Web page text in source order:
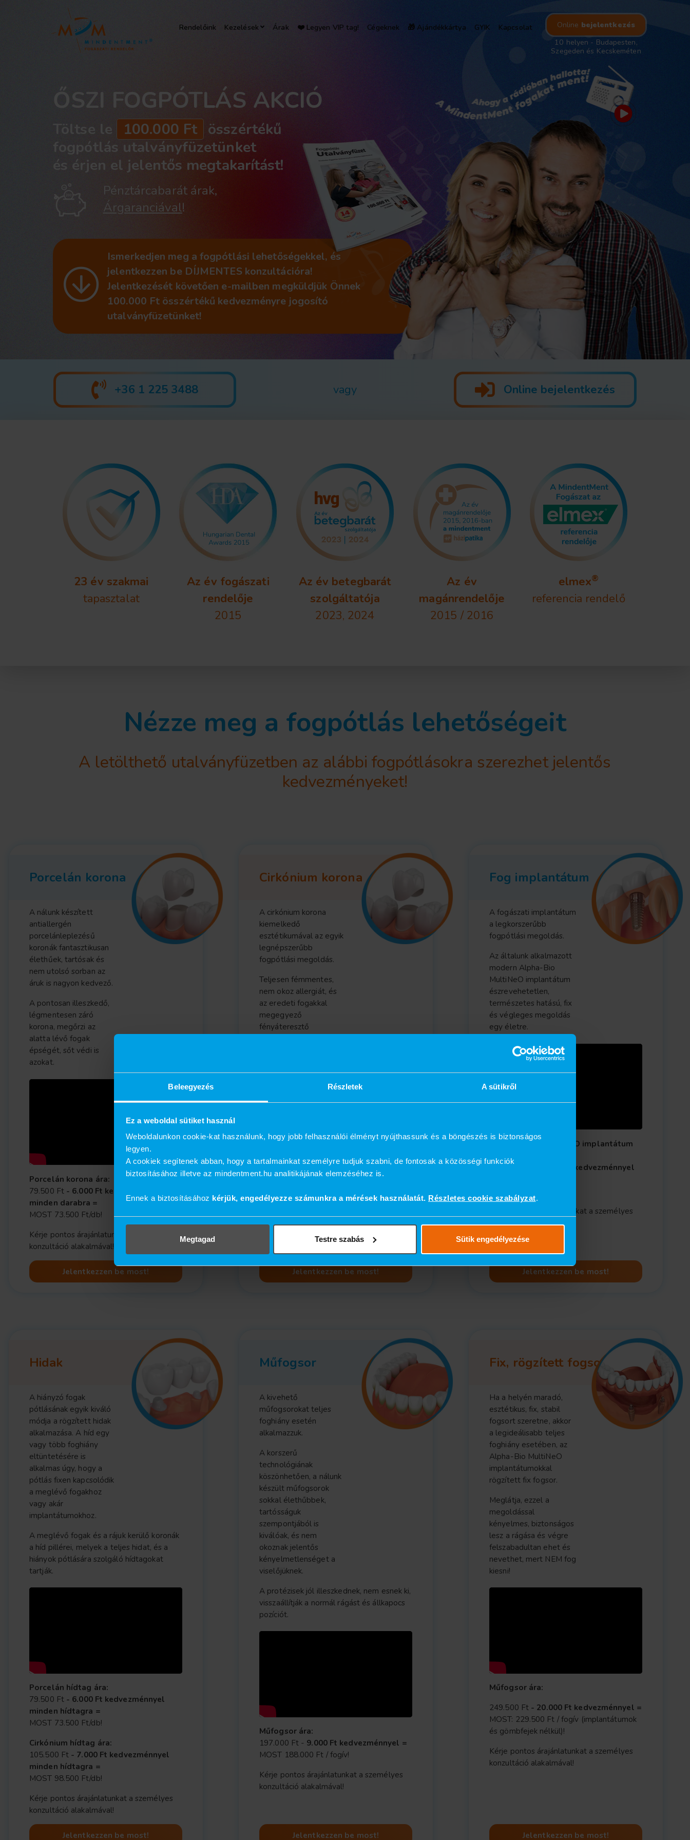
Beleegyezés Részletek A sütikről
Ez a weboldal sütiket használ
Weboldalunkon cookie-kat használunk, hogy jobb felhasználói élményt nyújthassunk és a böngészés is biztonságos
legyen.
A cookiek segítenek abban, hogy a tartalmainkat személyre tudjuk szabni, de fontosak a közösségi funkciók
biztosításához illetve az mindentment.hu analitikájának elemzéséhez is.
Ennek a biztosításához kérjük, engedélyezze számunkra a mérések használatát. Részletes cookie szabályzat.
Megtagad Testre szabás Sütik engedélyezése
Rendelőink Kezelések Árak ❤️ Legyen VIP tag! Cégeknek 🎁 Ajándékkártya GYIK Kapcsolat Online bejelentkezés
10 helyen - Budapesten,
Szegeden és Kecskeméten
ŐSZI FOGPÓTLÁS AKCIÓ
Töltse le 100.000 Ft összértékű
fogpótlás utalványfüzetünket
és érjen el jelentős megtakarítást!
Pénztárcabarát árak,
Árgaranciával!
Ismerkedjen meg a fogpótlási lehetőségekkel, és
jelentkezzen be DÍJMENTES konzultációra!
Jelentkezését követően e-mailben megküldjük Önnek
100.000 Ft összértékű kedvezményre jogosító
utalványfüzetünket!
+36 1 225 3488 vagy Online bejelentkezés
23 év szakmai
tapasztalat
Az év fogászati
rendelője
2015
Az év betegbarát
szolgáltatója
2023, 2024
Az év
magánrendelője
2015 / 2016
elmex®
referencia rendelő
Nézze meg a fogpótlás lehetőségeit
A letölthető utalványfüzetben az alábbi fogpótlásokra szerezhet jelentős
kedvezményeket!
Porcelán korona
A nálunk készített
antiallergén
porcelánleplezésű
koronák fantasztikusan
élethűek, tartósak és
nem utolsó sorban az
áruk is nagyon kedvező.
A pontosan illeszkedő,
légmentesen záró
korona, megőrzi az
alatta lévő fogak
épségét, sőt védi is
azokat.
Porcelán korona ára:
79.500 Ft - 6.000 Ft kedvezménnyel
minden darabra =
MOST 73.500 Ft/db!
Kérje pontos árajánlatunkat a személyes
konzultáció alakalmával!
Jelentkezzen be most!
Cirkónium korona
A cirkónium korona
kiemelkedő
esztétikumával az egyik
legnépszerűbb
fogpótlási megoldás.
Teljesen fémmentes,
nem okoz allergiát, és
az eredeti fogakkal
megegyező
fényáteresztő
Cirkónium korona ára:
minden darabra =
MOST 98.500 Ft/db!
Kérje pontos árajánlatunkat a személyes
Jelentkezzen be most!
Fog implantátum
A fogászati implantátum
a legkorszerűbb
fogpótlási megoldás.
Az általunk alkalmazott
modern Alpha-Bio
MultiNeO implantátum
észrevehetetlen,
természetes hatású, fix
és végleges megoldás
egy életre.
Az Alpha-Bio MultiNeO implantátum
163.000 Ft
- 10.000 Ft kedvezménnyel
Kérje pontos árajánlatunkat a személyes
konzultáció alakalmával!
Jelentkezzen be most!
Hidak
A hiányzó fogak
pótlásának egyik kiváló
módja a rögzített hidak
alkalmazása. A híd egy
vagy több foghiány
eltüntetésére is
alkalmas úgy, hogy a
pótlás fixen kapcsolódik
a meglévő fogakhoz
vagy akár
implantátumokhoz.
A meglévő fogak és a rájuk kerülő koronák
a híd pillérei, melyek a teljes hidat, és a
hiányok pótlására szolgáló hídtagokat
tartják.
Porcelán hídtag ára:
79.500 Ft - 6.000 Ft kedvezménnyel
minden hídtagra =
MOST 73.500 Ft/db!
Cirkónium hídtag ára:
105.500 Ft - 7.000 Ft kedvezménnyel
minden hídtagra =
MOST 98.500 Ft/db!
Kérje pontos árajánlatunkat a személyes
konzultáció alakalmával!
Jelentkezzen be most!
Műfogsor
A kivehető
műfogsorokat teljes
foghiány esetén
alkalmazzuk.
A korszerű
technológiának
köszönhetően, a nálunk
készült műfogsorok
sokkal élethűbbek,
tartósságuk
szempontjából is
kiválóak, és nem
okoznak jelentős
kényelmetlenséget a
viselőjüknek.
A protézisek jól illeszkednek, nem esnek ki,
visszaállítják a normál rágást és állkapocs
pozíciót.
Műfogsor ára:
197.000 Ft - 9.000 Ft kedvezménnyel =
MOST 188.000 Ft / fogív!
Kérje pontos árajánlatunkat a személyes
konzultáció alakalmával!
Jelentkezzen be most!
Fix, rögzített fogsor
Ha a helyén maradó,
esztétikus, fix, stabil
fogsort szeretne, akkor
a legideálisabb teljes
foghiány esetében, az
Alpha-Bio MultiNeO
implantátumokkal
rögzített fix fogsor.
Meglátja, ezzel a
megoldással
kényelmes, biztonságos
lesz a rágása és végre
felszabadultan ehet és
nevethet, mert NEM fog
kiesni!
Műfogsor ára:
249.500 Ft - 20.000 Ft kedvezménnyel =
MOST: 229.500 Ft / fogív (implantátumok
és gömbfejek nélkül)!
Kérje pontos árajánlatunkat a személyes
konzultáció alakalmával!
Jelentkezzen be most!